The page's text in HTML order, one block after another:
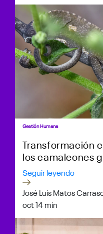
Gestión Humana
Transformación
los camaleones
Seguir leyendo
José Luis Matos
oct 14 min